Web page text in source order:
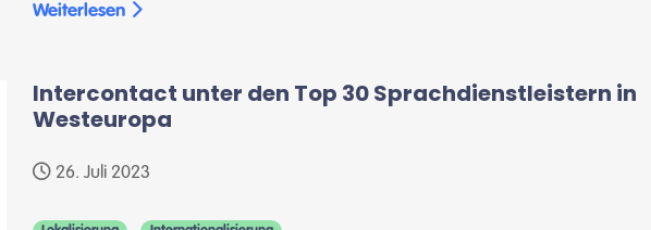
Weiterlesen
Intercontact unter den Top 30 Sprachdienstleistern in
Westeuropa
26. Juli 2023